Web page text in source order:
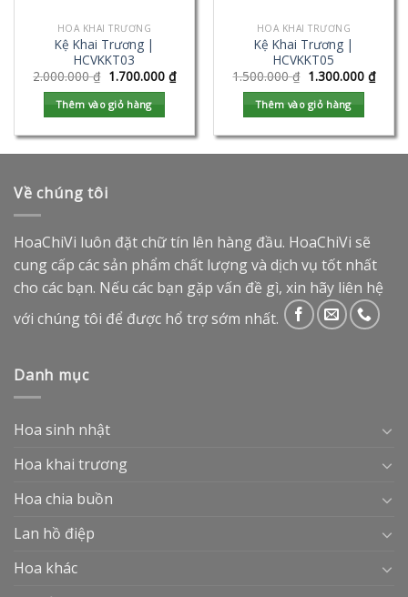
HOA KHAI TRƯƠNG
Kệ Khai Trương |
HCVKKT03
2.000.000₫ 1.700.000 ₫
Thêm vào giỏ hàng
HOA KHAI TRƯƠNG
Kệ Khai Trương |
HCVKKT05
1.500.000₫ 1.300.000 ₫
Thêm vào giỏ hàng
Về chúng tôi
HoaChiVi luôn đặt chữ tín lên hàng đầu. HoaChiVi sẽ
cung cấp các sản phẩm chất lượng và dịch vụ tốt nhất
cho các bạn. Nếu các bạn gặp vấn đề gì, xin hãy liên hệ
với chúng tôi để được hổ trợ sớm nhất.
Danh mục
Hoa sinh nhật
Hoa khai trương
Hoa chia buồn
Lan hồ điệp
Hoa khác